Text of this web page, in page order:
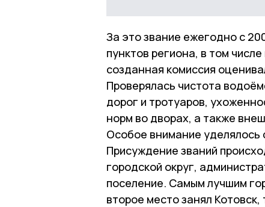
За это звание ежегодно с
пунктов региона, в том
созданная комиссия
Проверялась чистота
дорог и тротуаров,
норм во дворах, а также
Особое внимание
Присуждение званий
городской округ,
поселение. Самым лучшим
второе место занял